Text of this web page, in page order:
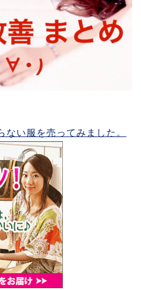
ない服を売ってみました。